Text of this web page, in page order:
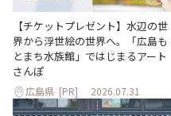
【チケットプレゼント】水辺の世
界から浮世絵の世界へ。「広島も
とまち水族館」ではじまるアート
さんぽ
広島県 [PR] 2026.07.31